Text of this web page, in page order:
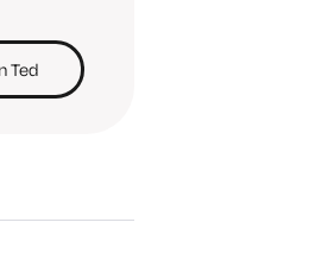
Ted